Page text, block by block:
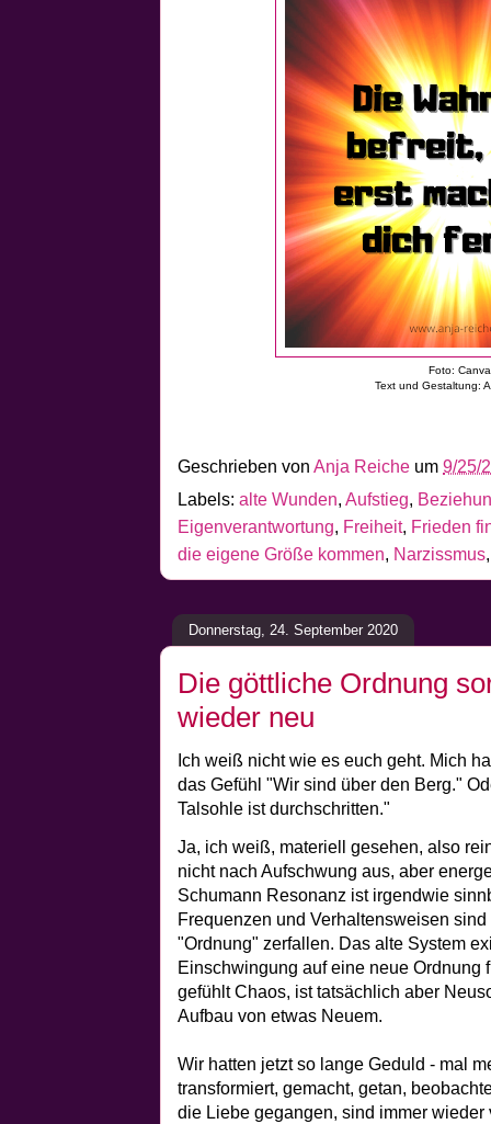
Foto: Canva
Text und Gestaltung:
Geschrieben von Anja Reiche um 9/25/
Labels: alte Wunden, Aufstieg,
Eigenverantwortung, Freiheit, Frieden
die eigene Größe kommen, Narzissmus
Donnerstag, 24. September 2020
Die göttliche Ordnung
wieder neu
Ich weiß nicht wie es euch geht. Mich
das Gefühl "Wir sind über den Berg."
Talsohle ist durchschritten."
Ja, ich weiß, materiell gesehen, also
nicht nach Aufschwung aus, aber
Schumann Resonanz ist irgendwie
Frequenzen und Verhaltensweisen
"Ordnung" zerfallen. Das alte System
Einschwingung auf eine neue Ordnung
gefühlt Chaos, ist tatsächlich aber
Aufbau von etwas Neuem.
Wir hatten jetzt so lange Geduld - mal
transformiert, gemacht, getan,
die Liebe gegangen, sind immer